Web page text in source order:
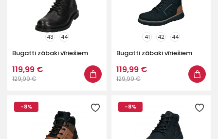
43 44
Bugatti zābaki vīriešiem
119,99 €
129,99 €
41 42 44
Bugatti zābaki vīriešiem
119,99 €
129,99 €
-8% -8%